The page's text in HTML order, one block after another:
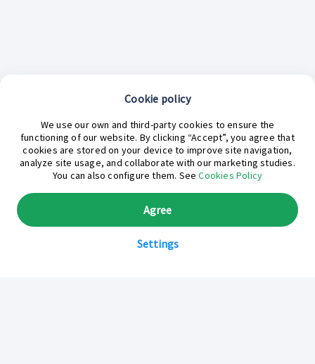
¿En qué podemos ayudarte hoy?
Cookie policy
We use our own and third-party cookies to ensure the
functioning of our website. By clicking “Accept”, you agree that
cookies are stored on your device to improve site navigation,
analyze site usage, and collaborate with our marketing studies.
You can also configure them. SeeCookies Policy
Settings
Agree